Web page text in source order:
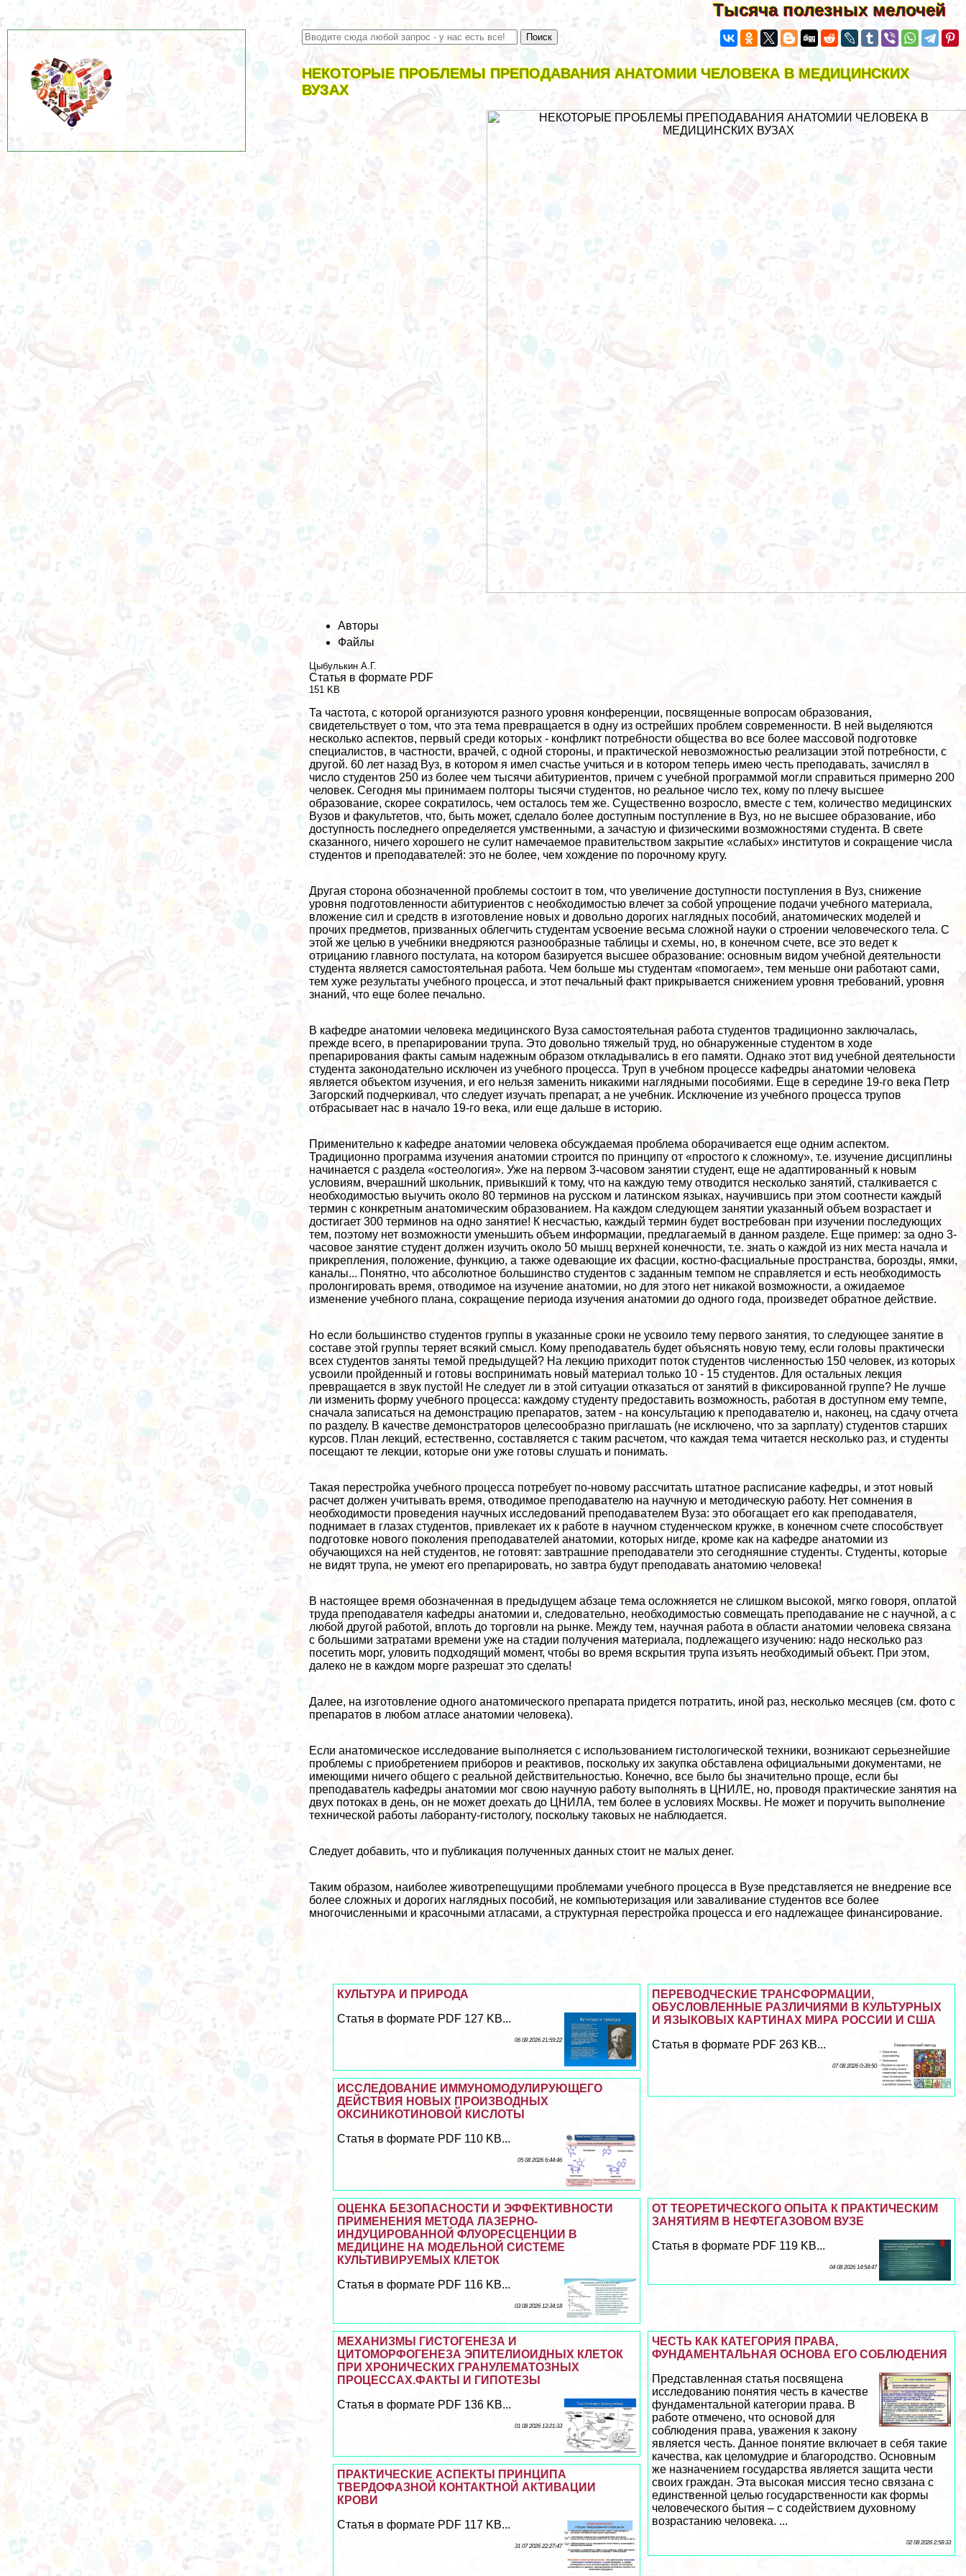
Тысяча полезных мелочей
НЕКОТОРЫЕ ПРОБЛЕМЫ ПРЕПОДАВАНИЯ АНАТОМИИ ЧЕЛОВЕКА В МЕДИЦИНСКИХ
ВУЗАХ
Авторы
Файлы
Цыбулькин А.Г.
Статья в формате PDF
151 KB
Та частота, с которой организуются разного уровня конференции, посвященные вопросам образования,
свидетельствует о том, что эта тема превращается в одну из острейших проблем современности. В ней выделяются
несколько аспектов, первый среди которых - конфликт потребности общества во все более массовой подготовке
специалистов, в частности, врачей, с одной стороны, и пpaктической невозможностью реализации этой потребности, с
другой. 60 лет назад Вуз, в котором я имел счастье учиться и в котором теперь имею честь преподавать, зачислял в
число студентов 250 из более чем тысячи абитуриентов, причем с учебной программой могли справиться примерно 200
человек. Сегодня мы принимаем полторы тысячи студентов, но реальное число тех, кому по плечу высшее
образование, скорее сократилось, чем осталось тем же. Существенно возросло, вместе с тем, количество медицинских
Вузов и факультетов, что, быть может, сделало более доступным поступление в Вуз, но не высшее образование, ибо
доступность последнего определяется умственными, а зачастую и физическими возможностями студента. В свете
сказанного, ничего хорошего не сулит намечаемое правительством закрытие «слабых» институтов и сокращение числа
студентов и преподавателей: это не более, чем хождение по порочному кругу.
Другая сторона обозначенной проблемы состоит в том, что увеличение доступности поступления в Вуз, снижение
уровня подготовленности абитуриентов с необходимостью влечет за собой упрощение подачи учебного материала,
вложение сил и средств в изготовление новых и довольно дорогих наглядных пособий, анатомических моделей и
прочих предметов, призванных облегчить студентам усвоение весьма сложной науки о строении человеческого тела. С
этой же целью в учебники внедряются разнообразные таблицы и схемы, но, в конечном счете, все это ведет к
отрицанию главного постулата, на котором базируется высшее образование: основным видом учебной деятельности
студента является самостоятельная работа. Чем больше мы студентам «помогаем», тем меньше они работают сами,
тем хуже результаты учебного процесса, и этот печальный факт прикрывается снижением уровня требований, уровня
знаний, что еще более печально.
В кафедре анатомии человека медицинского Вуза самостоятельная работа студентов традиционно заключалась,
прежде всего, в препарировании трупа. Это довольно тяжелый труд, но обнаруженные студентом в ходе
препарирования факты самым надежным образом откладывались в его памяти. Однако этот вид учебной деятельности
студента законодательно исключен из учебного процесса. Труп в учебном процессе кафедры анатомии человека
является объектом изучения, и его нельзя заменить никакими наглядными пособиями. Еще в середине 19-го века Петр
Загорский подчеркивал, что следует изучать препарат, а не учебник. Исключение из учебного процесса трупов
отбрасывает нас в начало 19-го века, или еще дальше в историю.
Применительно к кафедре анатомии человека обсуждаемая проблема оборачивается еще одним аспектом.
Традиционно программа изучения анатомии строится по принципу от «простого к сложному», т.е. изучение дисциплины
начинается с раздела «остеология». Уже на первом 3-часовом занятии студент, еще не адаптированный к новым
условиям, вчерашний школьник, привыкший к тому, что на каждую тему отводится несколько занятий, сталкивается с
необходимостью выучить около 80 терминов на русском и латинском языках, научившись при этом соотнести каждый
термин с конкретным анатомическим образованием. На каждом следующем занятии указанный объем возрастает и
достигает 300 терминов на одно занятие! К несчастью, каждый термин будет востребован при изучении последующих
тем, поэтому нет возможности уменьшить объем информации, предлагаемый в данном разделе. Еще пример: за одно 3-
часовое занятие студент должен изучить около 50 мышц верхней конечности, т.е. знать о каждой из них места начала и
прикрепления, положение, функцию, а также одевающие их фасции, костно-фасциальные прострaнcтва, борозды, ямки,
каналы... Понятно, что абсолютное большинство студентов с заданным темпом не справляется и есть необходимость
пролонгировать время, отводимое на изучение анатомии, но для этого нет никакой возможности, а ожидаемое
изменение учебного плана, сокращение периода изучения анатомии до одного года, произведет обратное действие.
Но если большинство студентов группы в указанные сроки не усвоило тему первого занятия, то следующее занятие в
составе этой группы теряет всякий смысл. Кому преподаватель будет объяснять новую тему, если головы пpaктически
всех студентов заняты темой предыдущей? На лекцию приходит поток студентов численностью 150 человек, из которых
усвоили пройденный и готовы воспринимать новый материал только 10 - 15 студентов. Для остальных лекция
превращается в звук пустой! Не следует ли в этой ситуации отказаться от занятий в фиксированной группе? Не лучше
ли изменить форму учебного процесса: каждому студенту предоставить возможность, работая в доступном ему темпе,
сначала записаться на демонстрацию препаратов, затем - на консультацию к преподавателю и, наконец, на сдачу отчета
по разделу. В качестве демонстраторов целесообразно приглашать (не исключено, что за зарплату) студентов старших
курсов. План лекций, естественно, составляется с таким расчетом, что каждая тема читается несколько раз, и студенты
посещают те лекции, которые они уже готовы слушать и понимать.
Такая перестройка учебного процесса потребует по-новому рассчитать штатное расписание кафедры, и этот новый
расчет должен учитывать время, отводимое преподавателю на научную и методическую работу. Нет сомнения в
необходимости проведения научных исследований преподавателем Вуза: это обогащает его как преподавателя,
поднимает в глазах студентов, привлекает их к работе в научном студенческом кружке, в конечном счете способствует
подготовке нового поколения преподавателей анатомии, которых нигде, кроме как на кафедре анатомии из
обучающихся на ней студентов, не готовят: завтрашние преподаватели это сегодняшние студенты. Студенты, которые
не видят трупа, не умеют его препарировать, но завтра будут преподавать анатомию человека!
В настоящее время обозначенная в предыдущем абзаце тема осложняется не слишком высокой, мягко говоря, оплатой
труда преподавателя кафедры анатомии и, следовательно, необходимостью совмещать преподавание не с научной, а с
любой другой работой, вплоть до торговли на рынке. Между тем, научная работа в области анатомии человека связана
с большими затратами времени уже на стадии получения материала, подлежащего изучению: надо несколько раз
посетить морг, уловить подходящий момент, чтобы во время вскрытия трупа изъять необходимый объект. При этом,
далеко не в каждом морге разрешат это сделать!
Далее, на изготовление одного анатомического препарата придется потратить, иной раз, несколько месяцев (см. фото с
препаратов в любом атласе анатомии человека).
Если анатомическое исследование выполняется с использованием гистологической техники, возникают серьезнейшие
проблемы с приобретением приборов и реактивов, поскольку их закупка обставлена официальными документами, не
имеющими ничего общего с реальной действительностью. Конечно, все было бы значительно проще, если бы
преподаватель кафедры анатомии мог свою научную работу выполнять в ЦНИЛЕ, но, проводя пpaктические занятия на
двух потоках в день, он не может доехать до ЦНИЛА, тем более в условиях Москвы. Не может и поручить выполнение
технической работы лаборанту-гистологу, поскольку таковых не наблюдается.
Следует добавить, что и публикация полученных данных стоит не малых денег.
Таким образом, наиболее животрепещущими проблемами учебного процесса в Вузе представляется не внедрение все
более сложных и дорогих наглядных пособий, не компьютеризация или заваливание студентов все более
многочисленными и красочными атласами, а структурная перестройка процесса и его надлежащее финансирование.
ПЕРЕВОДЧЕСКИЕ ТРАНСФОРМАЦИИ,
ОБУСЛОВЛЕННЫЕ РАЗЛИЧИЯМИ В КУЛЬТУРНЫХ
И ЯЗЫКОВЫХ КАРТИНАХ МИРА РОССИИ И США
Статья в формате PDF 263 KB...
07 08 2026 0:39:50
КУЛЬТУРА И ПРИРОДА
Статья в формате PDF 127 KB...
06 08 2026 21:59:22
ИССЛЕДОВАНИЕ ИММУНОМОДУЛИРУЮЩЕГО
ДЕЙСТВИЯ НОВЫХ ПРОИЗВОДНЫХ
ОКСИНИКОТИНОВОЙ КИСЛОТЫ
Статья в формате PDF 110 KB...
05 08 2026 6:44:46
ОТ ТЕОРЕТИЧЕСКОГО ОПЫТА К ПРАКТИЧЕСКИМ
ЗАНЯТИЯМ В НЕФТЕГАЗОВОМ ВУЗЕ
Статья в формате PDF 119 KB...
04 08 2026 14:54:47
ОЦЕНКА БЕЗОПАСНОСТИ И ЭФФЕКТИВНОСТИ
ПРИМЕНЕНИЯ МЕТОДА ЛАЗЕРНО-
ИНДУЦИРОВАННОЙ ФЛУОРЕСЦЕНЦИИ В
МЕДИЦИНЕ НА МОДЕЛЬНОЙ СИСТЕМЕ
КУЛЬТИВИРУЕМЫХ КЛЕТОК
Статья в формате PDF 116 KB...
03 08 2026 12:34:18
ЧЕСТЬ КАК КАТЕГОРИЯ ПРАВА,
ФУНДАМЕНТАЛЬНАЯ ОСНОВА ЕГО СОБЛЮДЕНИЯ
Представленная статья посвящена
исследованию понятия честь в качестве
фундаментальной категории права. В
работе отмечено, что основой для
соблюдения права, уважения к закону
является честь. Данное понятие включает в себя такие
качества, как целомудрие и благородство. Основным
же назначением государства является защита чести
своих граждан. Эта высокая миссия тесно связана с
единственной целью государственности как формы
человеческого бытия – с содействием духовному
возрастанию человека. ...
02 08 2026 2:58:33
МЕХАНИЗМЫ ГИСТОГЕНЕЗА И
ЦИТОМОРФОГЕНЕЗА ЭПИТЕЛИОИДНЫХ КЛЕТОК
ПРИ ХРОНИЧЕСКИХ ГРАНУЛЕМАТОЗНЫХ
ПРОЦЕССАХ.ФАКТЫ И ГИПОТЕЗЫ
Статья в формате PDF 136 KB...
01 08 2026 13:21:33
ПРАКТИЧЕСКИЕ АСПЕКТЫ ПРИНЦИПА
ТВЕРДОФАЗНОЙ КОНТАКТНОЙ АКТИВАЦИИ
КРОВИ
Статья в формате PDF 117 KB...
31 07 2026 22:27:47